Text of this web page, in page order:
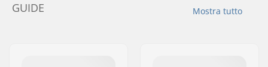
Mostra tutto
GUIDE